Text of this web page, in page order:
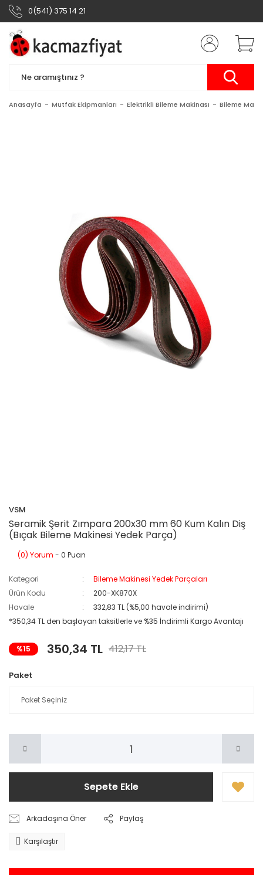
0(541) 375 14 21
Anasayfa Mutfak Ekipmanları Elektrikli Bileme Makinası Bileme
VSM
Seramik Şerit Zımpara 200x30 mm 60 Kum Kalın Diş
(Bıçak Bileme Makinesi Yedek Parça)
(0) Yorum - 0 Puan
Kategori
Bileme Makinesi Yedek Parçaları
Ürün Kodu
200-XK870X
Havale
332,83 TL (%5,00 havale indirimi)
*350,34 TL den başlayan taksitlerle ve %35 İndirimli Kargo Avantajı
%15 350,34 TL 412,17 TL
Paket
Sepete Ekle
Arkadaşına Öner Paylaş
Karşılaştır